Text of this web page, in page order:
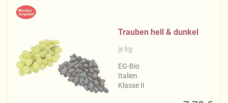
Trauben hell & dunkel
je kg
EG-Bio
Italien
Klasse II